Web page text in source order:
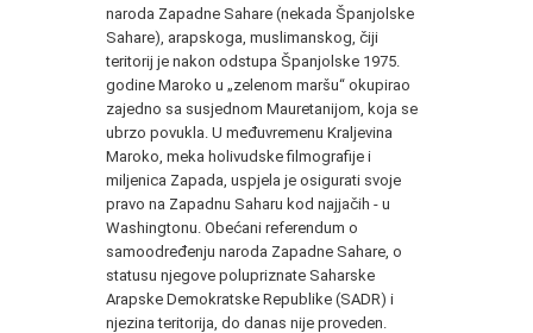
naroda Zapadne Sahare (nekada Španjolske
Sahare), arapskoga, muslimanskog, čiji
teritorij je nakon odstupa Španjolske 1975.
godine Maroko u „zelenom maršu“ okupirao
zajedno sa susjednom Mauretanijom, koja se
ubrzo povukla. U međuvremenu Kraljevina
Maroko, meka holivudske filmografije i
miljenica Zapada, uspjela je osigurati svoje
pravo na Zapadnu Saharu kod najjačih - u
Washingtonu. Obećani referendum o
samoodređenju naroda Zapadne Sahare, o
statusu njegove polupriznate Saharske
Arapske Demokratske Republike (SADR) i
njezina teritorija, do danas nije proveden.